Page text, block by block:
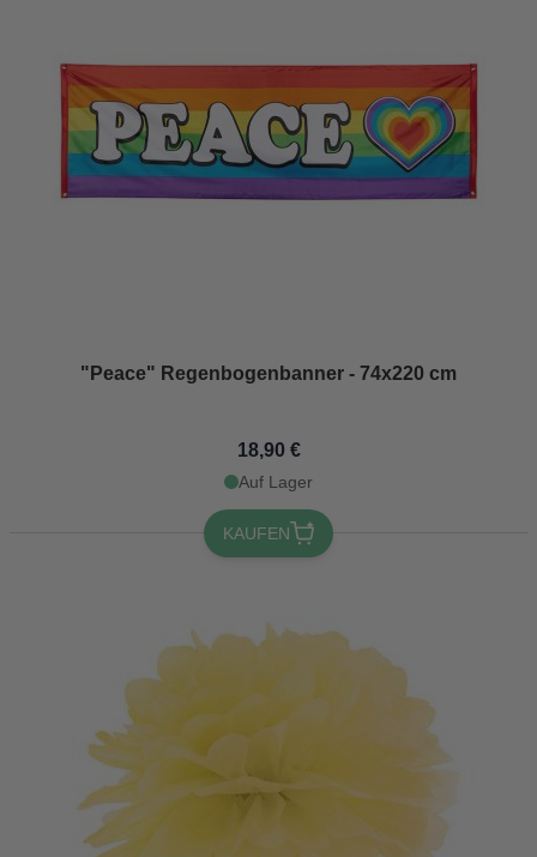
"Peace" Regenbogenbanner - 74x220 cm
18,90 €
Auf Lager
KAUFEN